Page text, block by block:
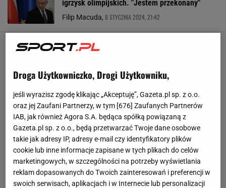
igrzysk olimpijskich. "Jestem przekonany"
Filip Macuda, 8 STYCZNIA 2024, 21:42
Droga Użytkowniczko, Drogi Użytkowniku,
jeśli wyrazisz zgodę klikając „Akceptuję”, Gazeta.pl sp. z o.o.
oraz jej Zaufani Partnerzy, w tym [676] Zaufanych Partnerów
IAB, jak również Agora S.A. będąca spółką powiązaną z
Gazeta.pl sp. z o.o., będą przetwarzać Twoje dane osobowe
takie jak adresy IP, adresy e-mail czy identyfikatory plików
cookie lub inne informacje zapisane w tych plikach do celów
marketingowych, w szczególności na potrzeby wyświetlania
reklam dopasowanych do Twoich zainteresowań i preferencji w
swoich serwisach, aplikacjach i w Internecie lub personalizacji